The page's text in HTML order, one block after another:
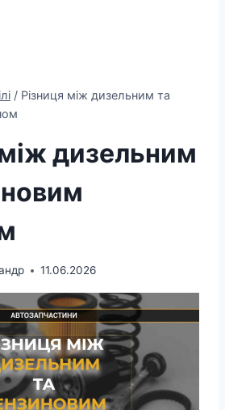
/ Різниця між дизельним та
дизельним
11.06.2026